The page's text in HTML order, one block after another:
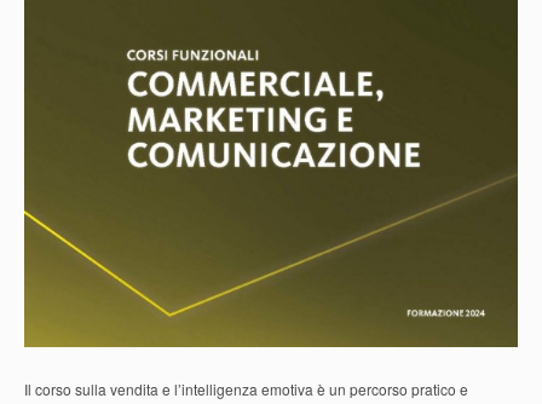
Il corso sulla vendita e l’intelligenza emotiva è un percorso pratico e